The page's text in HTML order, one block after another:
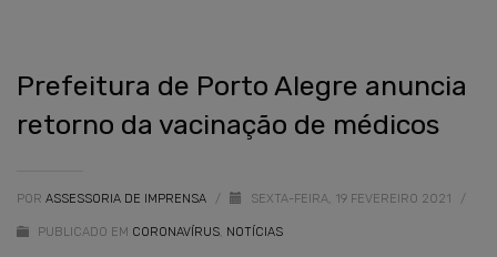
Prefeitura de Porto Alegre anuncia
retorno da vacinação de médicos
POR ASSESSORIA DE IMPRENSA / SEXTA-FEIRA, 19 FEVEREIRO 2021 /
PUBLICADO EM CORONAVÍRUS, NOTÍCIAS